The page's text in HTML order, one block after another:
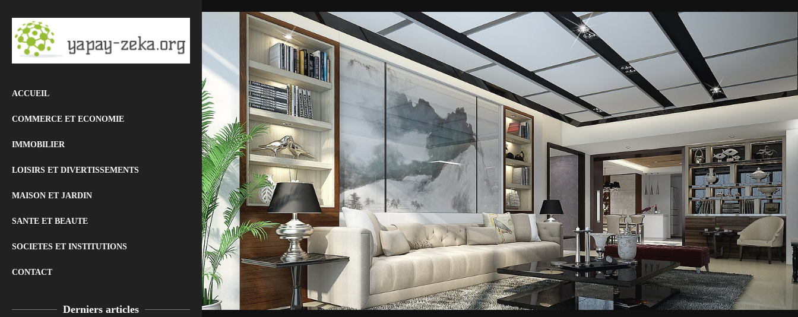
ACCUEIL
COMMERCE ET ECONOMIE
IMMOBILIER
LOISIRS ET DIVERTISSEMENTS
MAISON ET JARDIN
SANTE ET BEAUTE
SOCIETES ET INSTITUTIONS
CONTACT
Derniers articles